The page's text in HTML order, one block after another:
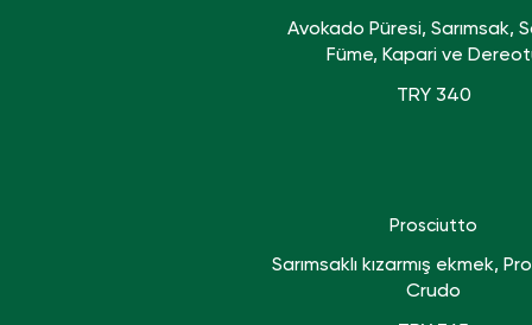
Avokado Püresi, Sarımsak,
Füme, Kapari ve
TRY 340
Prosciutto
Sarımsaklı kızarmış ekmek,
Crudo